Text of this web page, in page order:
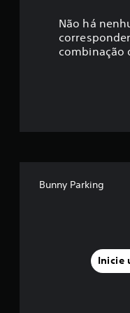
Não há
combinação
Bunny Parking
Inicie